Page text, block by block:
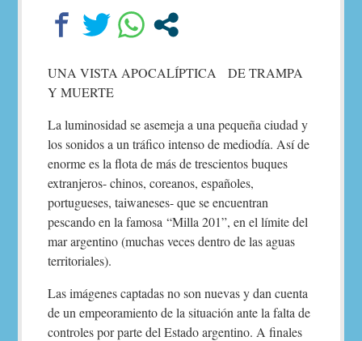
UNA VISTA APOCALÍPTICA DE TRAMPA
Y MUERTE
La luminosidad se asemeja a una pequeña ciudad y
los sonidos a un tráfico intenso de mediodía. Así de
enorme es la flota de más de trescientos buques
extranjeros- chinos, coreanos, españoles,
portugueses, taiwaneses- que se encuentran
pescando en la famosa “Milla 201”, en el límite del
mar argentino (muchas veces dentro de las aguas
territoriales).
Las imágenes captadas no son nuevas y dan cuenta
de un empeoramiento de la situación ante la falta de
controles por parte del Estado argentino. A finales